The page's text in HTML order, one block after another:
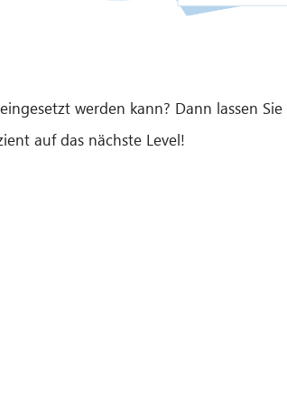
werden kann? Dann lassen
auf das nächste Level!